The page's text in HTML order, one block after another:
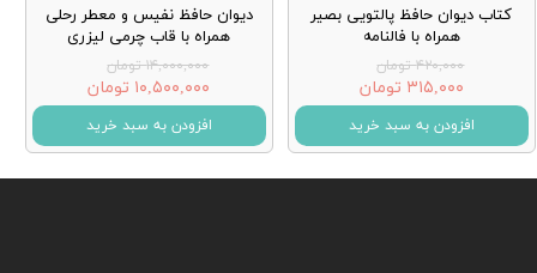
کتاب دیوان حافظ پالتویی بصیر
همراه با فالنامه
۴۲۰,۰۰۰ تومان
۳۱۵,۰۰۰ تومان
افزودن به سبد خرید
دیوان حافظ نفیس و معطر رحلی
همراه با قاب چرمی لیزری
۱۴,۰۰۰,۰۰۰ تومان
۱۰,۵۰۰,۰۰۰ تومان
افزودن به سبد خرید